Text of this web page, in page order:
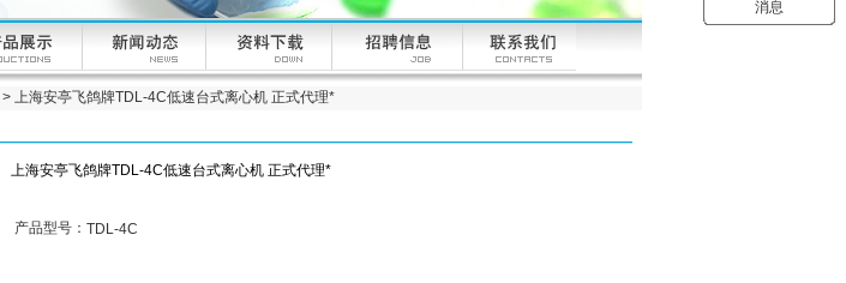
> 上海安亭飞鸽牌TDL-4C低速台式离心机 正式代理*
上海安亭飞鸽牌TDL-4C低速台式离心机 正式代理*
产品型号： TDL-4C